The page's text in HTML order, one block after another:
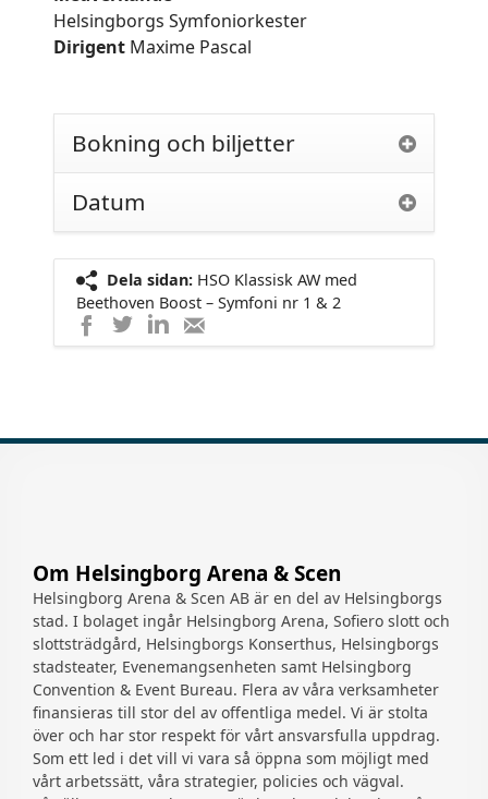
Helsingborgs Symfoniorkester
Dirigent Maxime Pascal
Bokning och biljetter
Datum
Dela sidan: HSO Klassisk AW med
Beethoven Boost – Symfoni nr 1 & 2
Dela
på
Dela
på
Dela
på
Dela
med
Om Helsingborg Arena & Scen
Helsingborg Arena & Scen AB är en del av Helsingborgs
stad. I bolaget ingår Helsingborg Arena, Sofiero slott och
slottsträdgård, Helsingborgs Konserthus, Helsingborgs
stadsteater, Evenemangsenheten samt Helsingborg
Convention & Event Bureau. Flera av våra verksamheter
finansieras till stor del av offentliga medel. Vi är stolta
över och har stor respekt för vårt ansvarsfulla uppdrag.
Som ett led i det vill vi vara så öppna som möjligt med
vårt arbetssätt, våra strategier, policies och vägval.